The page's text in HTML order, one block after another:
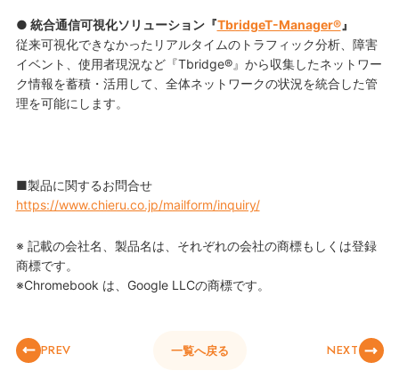
● 統合通信可視化ソリューション『TbridgeT-Manager®』
従来可視化できなかったリアルタイムのトラフィック分析、障害
イベント、使用者現況など『Tbridge®』から収集したネットワー
ク情報を蓄積・活用して、全体ネットワークの状況を統合した管
理を可能にします。
■製品に関するお問合せ
https://www.chieru.co.jp/mailform/inquiry/
※ 記載の会社名、製品名は、それぞれの会社の商標もしくは登録
商標です。
※Chromebook は、Google LLCの商標です。
PREV 一覧へ戻る NEXT